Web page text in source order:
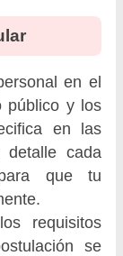
en el
público y los
en las
cada
que tu
requisitos
se